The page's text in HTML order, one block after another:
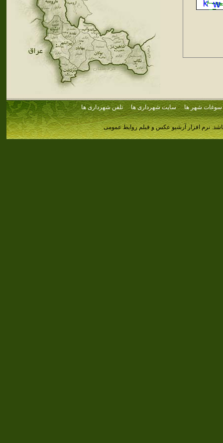
سوغات شهر ها سایت شهرداری ها تلفن شهرداری ها
نرم افزار آرشیو عکس و فیلم روابط عمومی